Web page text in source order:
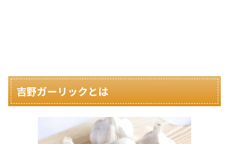
吉野ガーリックとは